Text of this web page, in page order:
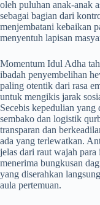
oleh puluhan anak-anak
sebagai bagian dari
menjembatani kebaikan
menyentuh lapisan
​Momentum Idul Adha
ibadah penyembelihan
paling otentik dari rasa
untuk mengikis jarak
Secebis kepedulian yang
sembako dan logistik
transparan dan
ada yang terlewatkan.
jelas dari raut wajah
menerima bungkusan
yang diserahkan
aula pertemuan.